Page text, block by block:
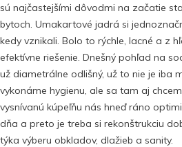
sú najčastejšími dôvodmi na začatie
bytoch. Umakartové jadrá si
kedy vznikali. Bolo to rýchle, lacné a z
efektívne riešenie. Dnešný pohľad na
už diametrálne odlišný, už to nie je iba
vykonáme hygienu, ale sa tam aj
vysnívanú kúpeľňu nás hneď ráno
dňa a preto je treba si rekonštrukciu
týka výberu obkladov, dlažieb a sanity.